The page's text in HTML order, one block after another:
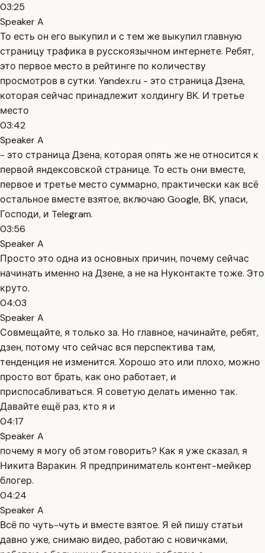
03:25
Speaker A
То есть он его выкупил и с тем же выкупил главную
страницу трафика в русскоязычном интернете. Ребят,
это первое место в рейтинге по количеству
просмотров в сутки. Yandex.ru - это страница Дзена,
которая сейчас принадлежит холдингу ВК. И третье
место
03:42
Speaker A
- это страница Дзена, которая опять же не относится к
первой яндексовской странице. То есть они вместе,
первое и третье место суммарно, практически как всё
остальное вместе взятое, включаю Google, ВК, упаси,
Господи, и Telegram.
03:56
Speaker A
Просто это одна из основных причин, почему сейчас
начинать именно на Дзене, а не на Нуконтакте тоже. Это
круто.
04:03
Speaker A
Совмещайте, я только за. Но главное, начинайте, ребят,
дзен, потому что сейчас вся перспектива там,
тенденция не изменится. Хорошо это или плохо, можно
просто вот брать, как оно работает, и
приспосабливаться. Я советую делать именно так.
Давайте ещё раз, кто я и
04:17
Speaker A
почему я могу об этом говорить? Как я уже сказал, я
Никита Варакин. Я предприниматель контент-мейкер
блогер.
04:24
Speaker A
Всё по чуть-чуть и вместе взятое. Я ей пишу статьи
давно уже, снимаю видео, работаю с новичками,